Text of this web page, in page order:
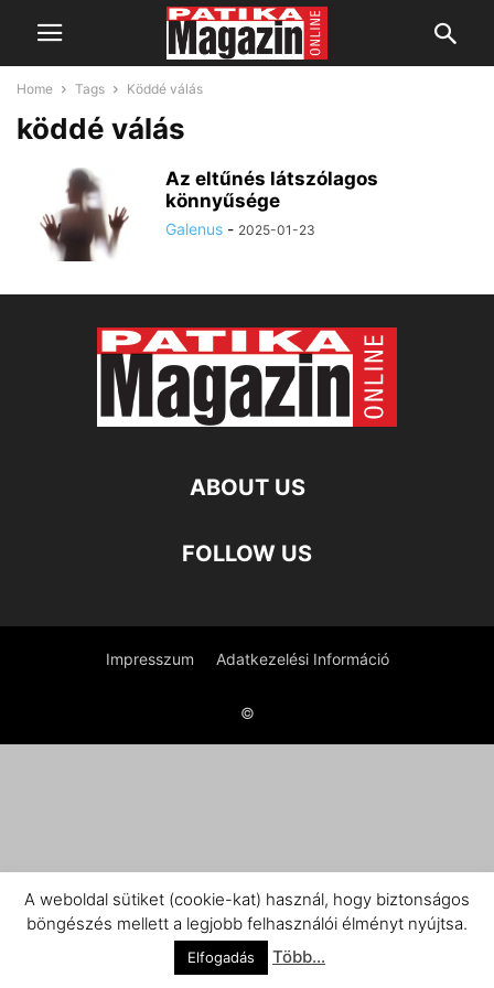
Home Tags Köddé válás
köddé válás
Az eltűnés látszólagos
könnyűsége
Galenus - 2025-01-23
ABOUT US
FOLLOW US
Impresszum Adatkezelési Információ
©
A weboldal sütiket (cookie-kat) használ, hogy biztonságos
böngészés mellett a legjobb felhasználói élményt nyújtsa.
Elfogadás Több...